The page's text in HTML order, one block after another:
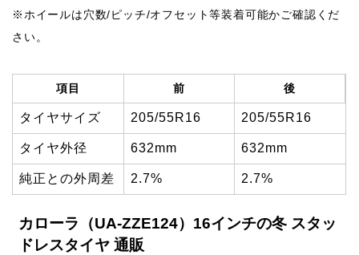
※ホイールは穴数/ピッチ/オフセット等装着可能かご確認くだ
さい。
項目 前 後
タイヤサイズ 205/55R16 205/55R16
タイヤ外径 632mm 632mm
純正との外周差 2.7% 2.7%
カローラ（UA-ZZE124）16インチの冬 スタッ
ドレスタイヤ 通販